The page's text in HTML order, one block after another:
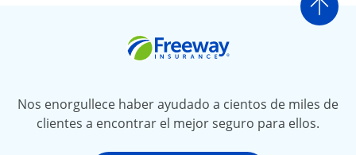
Ir
Nos enorgullece haber ayudado a cientos de miles de
clientes a encontrar el mejor seguro para ellos.